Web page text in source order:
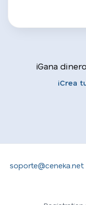
¡Gana
¡Crea
soporte@ceneka.net